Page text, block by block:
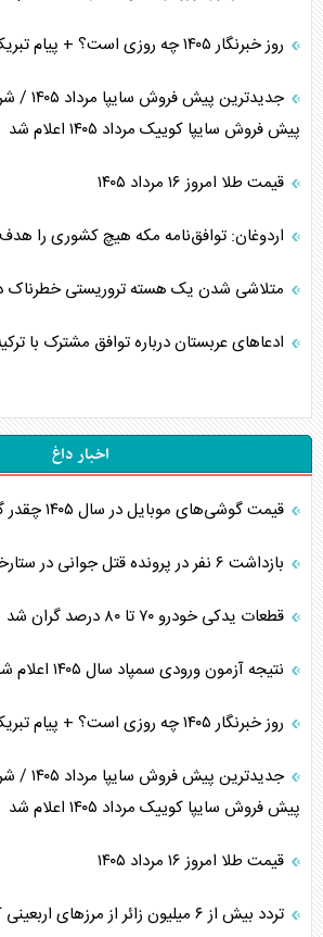
روز خبرنگار ۱۴۰۵ چه روزی است؟ + پیام تبریک روز خبرنگار ۱۴۰۵
پیش فروش سایپا کوییک مرداد ۱۴۰۵ اعلام شد
قیمت طلا امروز ۱۶ مرداد ۱۴۰۵
اردوغان: توافق‌نامه مکه هیچ کشوری را
متلاشی شدن یک هسته تروریستی خطرناک
ادعاهای عربستان درباره توافق مشترک با
اخبار داغ
قیمت گوشی‌های موبایل در سال ۱۴۰۵ چقدر گران شد؟
بازداشت ۶ نفر در پرونده قتل جوانی در ستارخان
قطعات یدکی خودرو ۷۰ تا ۸۰ درصد گران شد
نتیجه آزمون ورودی سمپاد سال ۱۴۰۵ اعلام شد
روز خبرنگار ۱۴۰۵ چه روزی است؟ + پیام تبریک روز خبرنگار ۱۴۰۵
پیش فروش سایپا کوییک مرداد ۱۴۰۵ اعلام شد
قیمت طلا امروز ۱۶ مرداد ۱۴۰۵
تردد بیش از ۶ میلیون زائر از مرزهای اربعینی کشور